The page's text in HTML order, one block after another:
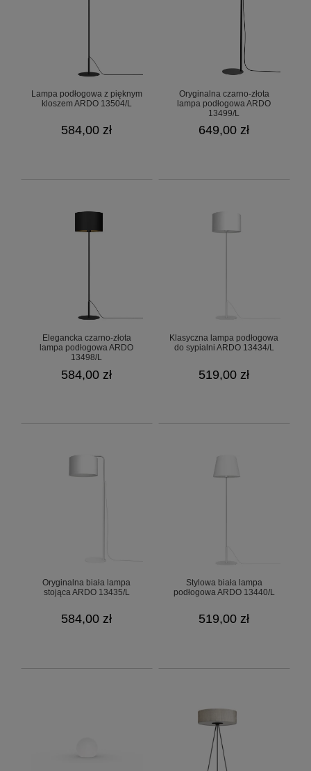
Lampa podłogowa z pięknym
kloszem ARDO 13504/L
584,00 zł
Oryginalna czarno-złota
lampa podłogowa ARDO
13499/L
649,00 zł
Elegancka czarno-złota
lampa podłogowa ARDO
13498/L
584,00 zł
Klasyczna lampa podłogowa
do sypialni ARDO 13434/L
519,00 zł
Oryginalna biała lampa
stojąca ARDO 13435/L
584,00 zł
Stylowa biała lampa
podłogowa ARDO 13440/L
519,00 zł